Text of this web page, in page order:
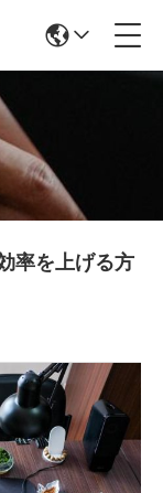
率を上げる方